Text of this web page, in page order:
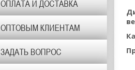
ОПЛАТА И ДОСТАВКА
ОПТОВЫМ КЛИЕНТАМ
ЗАДАТЬ ВОПРОС